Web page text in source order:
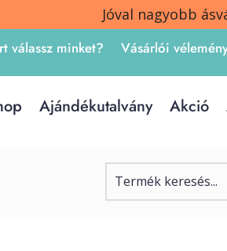
Jóval nagyobb
válassz minket?
Vásárlói
Ajándékutalvány Akció